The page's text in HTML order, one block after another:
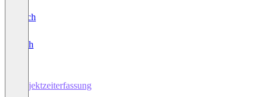
Deutsch
English
Projektzeiterfassung